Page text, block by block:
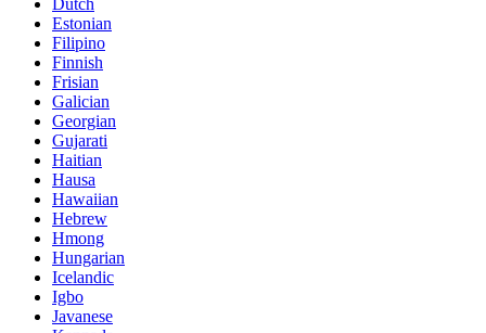
Estonian
Filipino
Finnish
Frisian
Galician
Georgian
Gujarati
Haitian
Hausa
Hawaiian
Hebrew
Hmong
Hungarian
Icelandic
Igbo
Javanese